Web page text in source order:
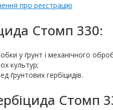
про реєстрацію
Стомп 330:
у ґрунт і механічного
культур;
ґрунтових гербіцидів.
Стомп